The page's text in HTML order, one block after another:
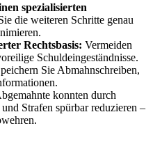
spezialisierten
die weiteren Schritte genau
Rechtsbasis: Vermeiden
Schuldeingeständnisse.
Sie Abmahnschreiben,
konnten durch
Strafen spürbar reduzieren –